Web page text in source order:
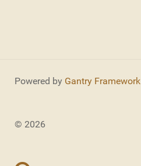
Powered by Gantry Framework
© 2026